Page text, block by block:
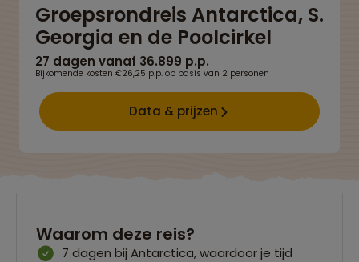
Groepsrondreis Antarctica, S.
Georgia en de Poolcirkel
27 dagen vanaf 36.899 p.p.
Bijkomende kosten €26,25 p.p. op basis van 2 personen
Data & prijzen
Waarom deze reis?
7 dagen bij Antarctica, waardoor je tijd